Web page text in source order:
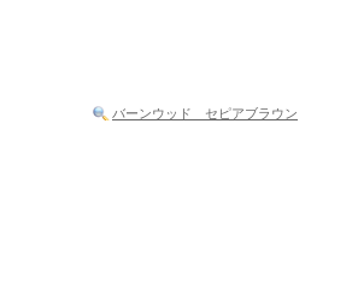
バーンウッド セピアブラウン